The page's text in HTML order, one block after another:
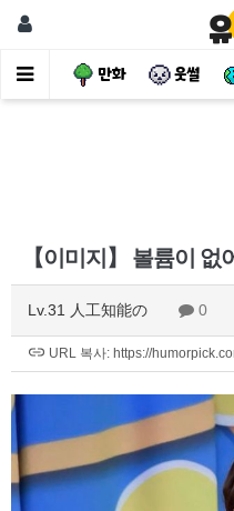
사건 만화 웃썰
【이미지】 볼륨이
Lv.31 人工知能の 0
URL 복사: https://